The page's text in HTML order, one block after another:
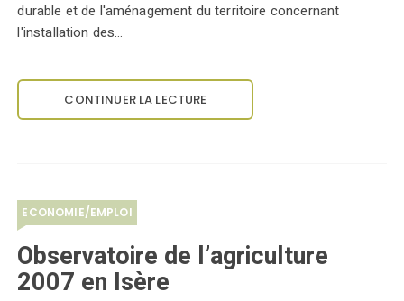
durable et de l'aménagement du territoire concernant
l'installation des…
CONTINUER LA LECTURE
ECONOMIE/EMPLOI
Observatoire de l’agriculture
2007 en Isère